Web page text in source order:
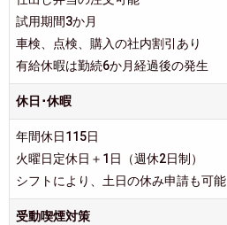
試用期間3か月
車検、点検、購入の社内割引あり
有給休暇は勤続6か月経過後の発生
休日･休暇
年間休日115日
火曜日定休日＋1日（週休2日制）
シフトにより、土日の休み申請も可能
受動喫煙対策